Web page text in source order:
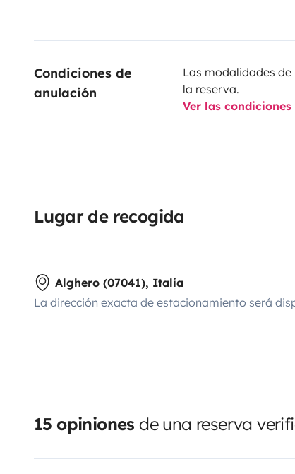
Condiciones de
anulación
Las modalidades
la reserva.
Ver las condiciones
Lugar de recogida
Alghero (07041), Italia
La dirección exacta de estacionamiento será
15 opiniones de una reserva